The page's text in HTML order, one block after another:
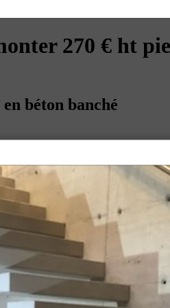
270 € ht
béton banché